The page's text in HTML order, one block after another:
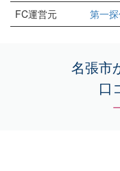
FC運営元
第一
名張市
口